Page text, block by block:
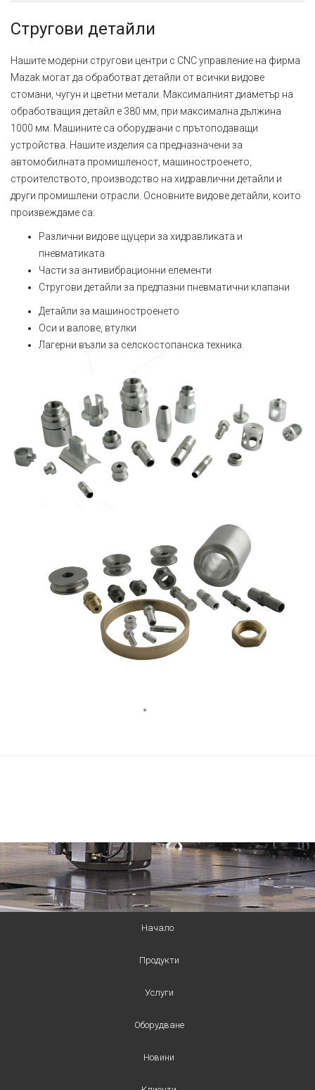
Стругови детайли
Нашите модерни стругови центри с CNC управление на фирма
Mazak могат да обработват детайли от всички видове
стомани, чугун и цветни метали. Максималният диаметър на
обработващия детайл е 380 мм, при максимална дължина
1000 мм. Машините са оборудвани с прътоподаващи
устройства. Нашите изделия са предназначени за
автомобилната промишленост, машиностроенето,
строителството, производство на хидравлични детайли и
други промишлени отрасли. Основните видове детайли, които
произвеждаме са:
Различни видове щуцери за хидравликата и
пневматиката
Части за антивибрационни елементи
Стругови детайли за предпазни пневматични клапани
Детайли за машиностроенето
Оси и валове, втулки
Лагерни възли за селскостопанска техника.
Начало
Продукти
Услуги
Оборудване
Новини